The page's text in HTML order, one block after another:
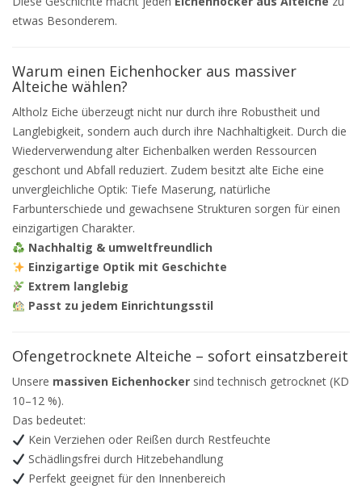
etwas Besonderem.
Warum einen Eichenhocker aus massiver
Alteiche wählen?
Altholz Eiche überzeugt nicht nur durch ihre Robustheit und
Langlebigkeit, sondern auch durch ihre Nachhaltigkeit. Durch die
Wiederverwendung alter Eichenbalken werden Ressourcen
geschont und Abfall reduziert. Zudem besitzt alte Eiche eine
unvergleichliche Optik: Tiefe Maserung, natürliche
Farbunterschiede und gewachsene Strukturen sorgen für einen
einzigartigen Charakter.
Nachhaltig & umweltfreundlich
Einzigartige Optik mit Geschichte
Extrem langlebig
Passt zu jedem Einrichtungsstil
Ofengetrocknete Alteiche – sofort einsatzbereit
Unsere massiven Eichenhocker sind technisch getrocknet (KD
10–12 %).
Das bedeutet:
Kein Verziehen oder Reißen durch Restfeuchte
Schädlingsfrei durch Hitzebehandlung
Perfekt geeignet für den Innenbereich